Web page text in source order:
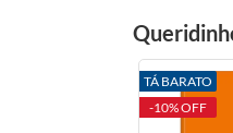
TÁ BARATO
-10% OFF